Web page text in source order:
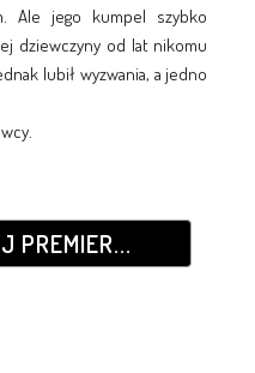
Ale jego kumpel szybko
dziewczyny od lat nikomu
lubił wyzwania, a jedno
PREMIER...